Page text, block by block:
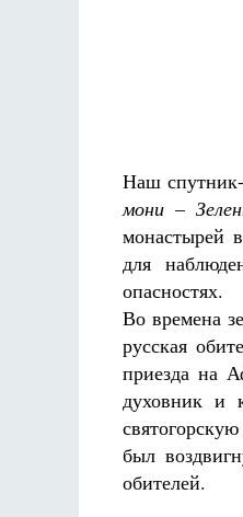
Наш спутник-
мони –
монастырей
для
опасностях.
Во времена
русская
приезда на
духовник и
был
обителей.